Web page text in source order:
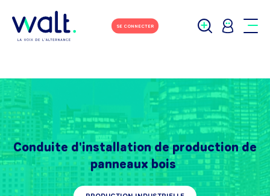
SE CONNECTER
Conduite d'installation de production de
panneaux bois